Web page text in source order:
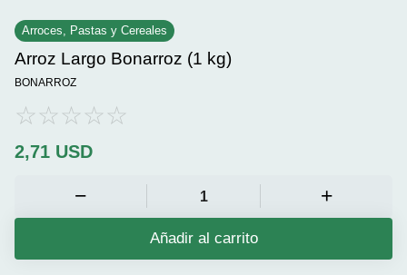
Arroces, Pastas y Cereales
Arroz Largo Bonarroz (1 kg)
BONARROZ
2,71 USD
Añadir al carrito